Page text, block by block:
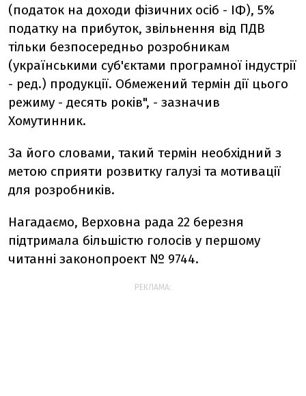
(податок на доходи фізичних осіб - ІФ), 5%
податку на прибуток, звільнення від ПДВ
тільки безпосередньо розробникам
(українськими суб'єктами програмної індустрії
- ред.) продукції. Обмежений термін дії цього
режиму - десять років", - зазначив
Хомутинник.
За його словами, такий термін необхідний з
метою сприяти розвитку галузі та мотивації
для розробників.
Нагадаємо, Верховна рада 22 березня
підтримала більшістю голосів у першому
читанні законопроект № 9744.
РЕКЛАМА: